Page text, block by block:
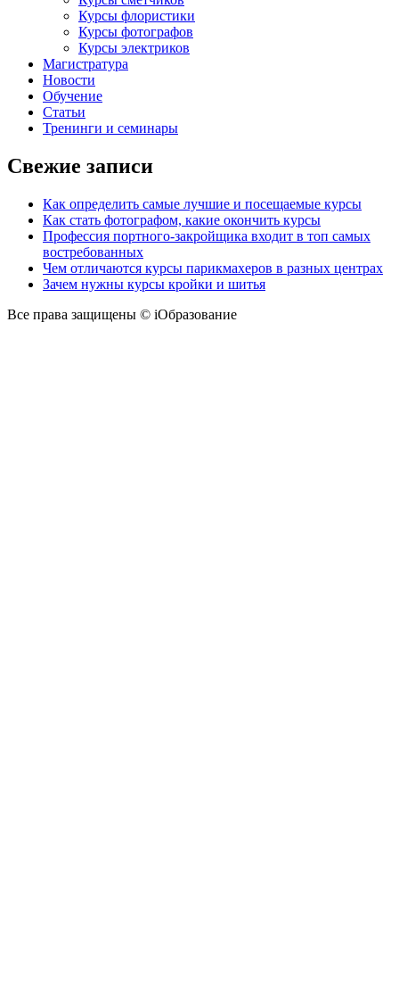
Курсы флористики
Курсы фотографов
Курсы электриков
Магистратура
Новости
Обучение
Статьи
Тренинги и семинары
Свежие записи
Как определить самые лучшие и посещаемые курсы
Как стать фотографом, какие окончить курсы
Профессия портного-закройщика входит в топ самых
востребованных
Чем отличаются курсы парикмахеров в разных центрах
Зачем нужны курсы кройки и шитья
Все права защищены © iОбразование